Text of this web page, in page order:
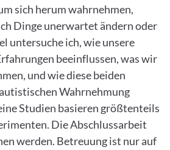
sich herum wahrnehmen,
Dinge unerwartet ändern oder
untersuche ich, wie unsere
beeinflussen, was wir
und wie diese beiden
Wahrnehmung
Studien basieren größtenteils
Die Abschlussarbeit
werden. Betreuung ist nur auf